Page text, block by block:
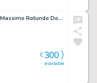
Illustrazione originale Massimo Rotundo Donna
available
€300